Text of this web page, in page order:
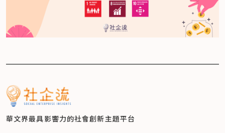
華文界最具影響力的社會創新主題平台